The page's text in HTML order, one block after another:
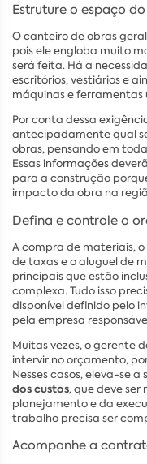
Estruture o espaço
O canteiro de obras
pois ele engloba muito
será feita. Há a
escritórios, vestiários e
máquinas e ferramentas
Por conta dessa
antecipadamente qual
obras, pensando em
Essas informações
para a construção
impacto da obra na
Defina e controle o
A compra de materiais,
de taxas e o aluguel de
principais que estão
complexa. Tudo isso
disponível definido pelo
pela empresa
Muitas vezes, o gerente
intervir no orçamento,
Nesses casos, eleva-se a
dos custos, que deve ser
planejamento e da
trabalho precisa ser
Acompanhe a